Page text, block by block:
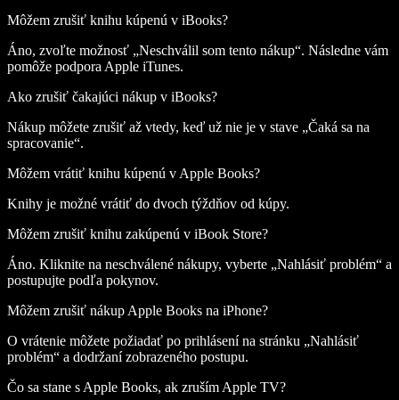
Môžem zrušiť knihu kúpenú v iBooks?
Áno, zvoľte možnosť „Neschválil som tento nákup“. Následne vám
pomôže podpora Apple iTunes.
Ako zrušiť čakajúci nákup v iBooks?
Nákup môžete zrušiť až vtedy, keď už nie je v stave „Čaká sa na
spracovanie“.
Môžem vrátiť knihu kúpenú v Apple Books?
Knihy je možné vrátiť do dvoch týždňov od kúpy.
Môžem zrušiť knihu zakúpenú v iBook Store?
Áno. Kliknite na neschválené nákupy, vyberte „Nahlásiť problém“ a
postupujte podľa pokynov.
Môžem zrušiť nákup Apple Books na iPhone?
O vrátenie môžete požiadať po prihlásení na stránku „Nahlásiť
problém“ a dodržaní zobrazeného postupu.
Čo sa stane s Apple Books, ak zruším Apple TV?